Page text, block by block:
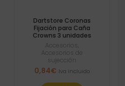
Dartstore Coronas
Fijación para Caña
Crowns 3 unidades
Accesorios
Accesorios de
sujección
0,84€ Iva incluido